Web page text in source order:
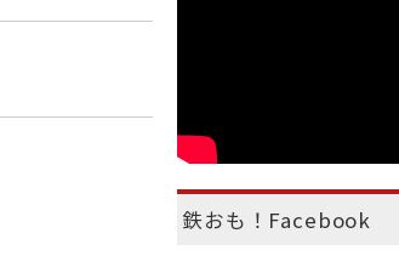
鉄おも！Facebook